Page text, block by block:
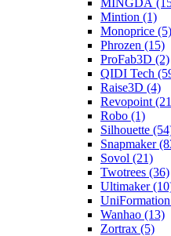
MINGDA
Mintion (1)
Monoprice (5)
Phrozen (15)
ProFab3D (2)
QIDI Tech
Raise3D (4)
Revopoint
Robo (1)
Silhouette
Snapmaker
Sovol (21)
Twotrees (36)
Ultimaker
Wanhao (13)
Zortrax (5)